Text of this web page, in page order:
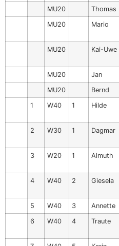
MU20 Thomas
MU20
Mario
MU20
Kai-Uwe
MU20
Jan
MU20
Bernd
1
W40 1 Hilde
2
W30 1 Dagmar
3 W20 1 Almuth
4
W40 2 Giesela
5
W40 3 Annette
6
W40 4 Traute